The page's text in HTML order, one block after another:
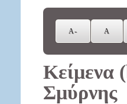
Κείμενα
Σμύρνης